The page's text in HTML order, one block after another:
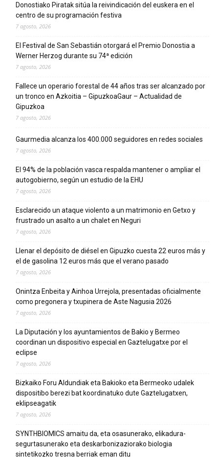
Donostiako Piratak sitúa la reivindicación del euskera en el
centro de su programación festiva
7 agosto, 2026
El Festival de San Sebastián otorgará el Premio Donostia a
Werner Herzog durante su 74ª edición
7 agosto, 2026
Fallece un operario forestal de 44 años tras ser alcanzado por
un tronco en Azkoitia – GipuzkoaGaur – Actualidad de
Gipuzkoa
7 agosto, 2026
Gaurmedia alcanza los 400.000 seguidores en redes sociales
7 agosto, 2026
El 94% de la población vasca respalda mantener o ampliar el
autogobierno, según un estudio de la EHU
7 agosto, 2026
Esclarecido un ataque violento a un matrimonio en Getxo y
frustrado un asalto a un chalet en Neguri
7 agosto, 2026
Llenar el depósito de diésel en Gipuzko cuesta 22 euros más y
el de gasolina 12 euros más que el verano pasado
7 agosto, 2026
Onintza Enbeita y Ainhoa Urrejola, presentadas oficialmente
como pregonera y txupinera de Aste Nagusia 2026
7 agosto, 2026
La Diputación y los ayuntamientos de Bakio y Bermeo
coordinan un dispositivo especial en Gaztelugatxe por el
eclipse
7 agosto, 2026
Bizkaiko Foru Aldundiak eta Bakioko eta Bermeoko udalek
dispositibo berezi bat koordinatuko dute Gaztelugatxen,
eklipseagatik
7 agosto, 2026
SYNTHBIOMICS amaitu da, eta osasunerako, elikadura-
segurtasunerako eta deskarbonizaziorako biologia
sintetikozko tresna berriak eman ditu